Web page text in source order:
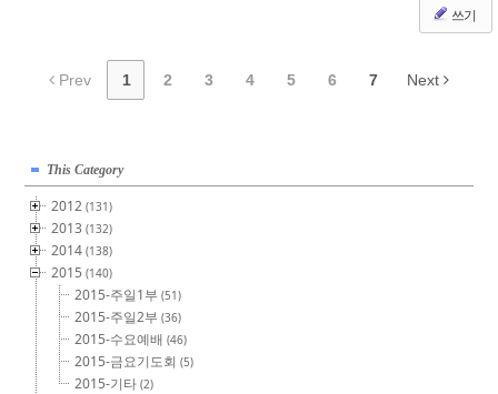
쓰기
Prev 1 2 3 4 5 6 7 Next
This Category
2012(131)
2013(132)
2014(138)
2015(140)
2015-주일1부(51)
2015-주일2부(36)
2015-수요예배(46)
2015-금요기도회(5)
2015-기타(2)